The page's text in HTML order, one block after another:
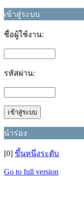
เข้าสู่ระบบ
ชื่อผู้ใช้งาน:
รหัสผ่าน:
นำร่อง
[0] ขึ้นหนึ่งระดับ
Go to full version